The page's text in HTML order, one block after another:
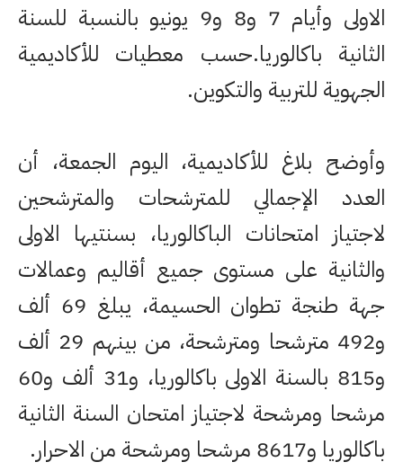
الاولى وأيام 7 و8 و9 يونيو بالنسبة للسنة
الثانية باكالوريا.حسب معطيات للأكاديمية
الجهوية للتربية والتكوين.
وأوضح بلاغ للأكاديمية، اليوم الجمعة، أن
العدد الإجمالي للمترشحات والمترشحين
لاجتياز امتحانات الباكالوريا، بسنتيها الاولى
والثانية على مستوى جميع أقاليم وعمالات
جهة طنجة تطوان الحسيمة، يبلغ 69 ألف
و492 مترشحا ومترشحة، من بينهم 29 ألف
و815 بالسنة الاولى باكالوريا، و31 ألف و60
مرشحا ومرشحة لاجتياز امتحان السنة الثانية
باكالوريا و8617 مرشحا ومرشحة من الاحرار.